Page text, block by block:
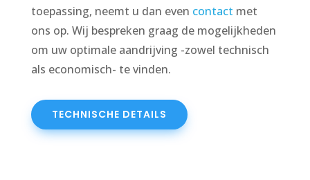
toepassing, neemt u dan even contact met
ons op. Wij bespreken graag de mogelijkheden
om uw optimale aandrijving -zowel technisch
als economisch- te vinden.
TECHNISCHE DETAILS